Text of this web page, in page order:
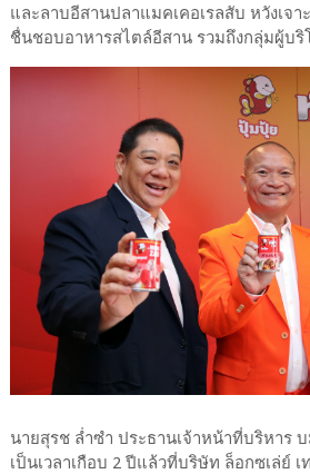
และลาบอีสานปลาแมคเคอเรลสับ หวังเจ
ชื่นชอบอาหารสไตล์อีสาน รวมถึงกลุ่มผู้บ
นายสุรช ล่ำซำ ประธานเจ้าหน้าที่บริหาร
เป็นเวลาเกือบ 2 ปีแล้วที่บริษัท ล็อกซเล่ย์